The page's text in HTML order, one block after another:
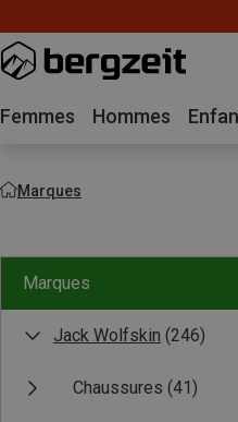
Femmes Hommes
Marques
Marques
Jack Wolfskin (246)
Chaussures (41)